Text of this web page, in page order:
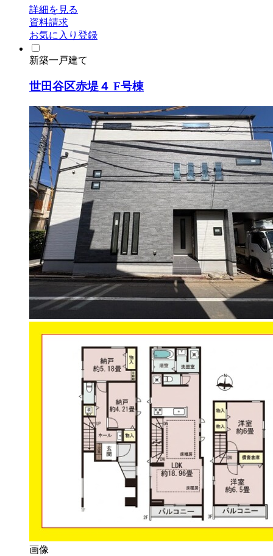
詳細を見る
資料請求
お気に入り登録
新築一戸建て
世田谷区赤堤４ F号棟
画像